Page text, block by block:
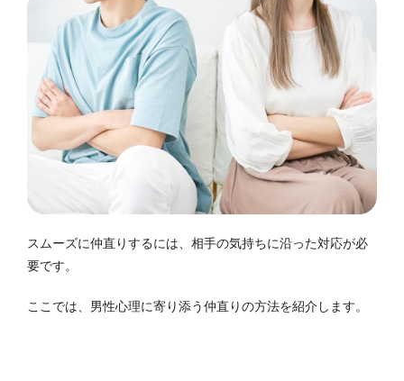
スムーズに仲直りするには、相手の気持ちに沿った対応が必
要です。
ここでは、男性心理に寄り添う仲直りの方法を紹介します。